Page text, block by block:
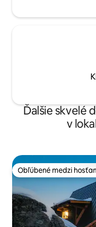
Ďalšie skvelé
v
Obľúbené medzi
Obľúbené medzi